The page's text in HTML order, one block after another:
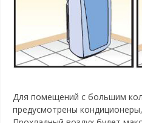
Для помещений с большим
предусмотрены